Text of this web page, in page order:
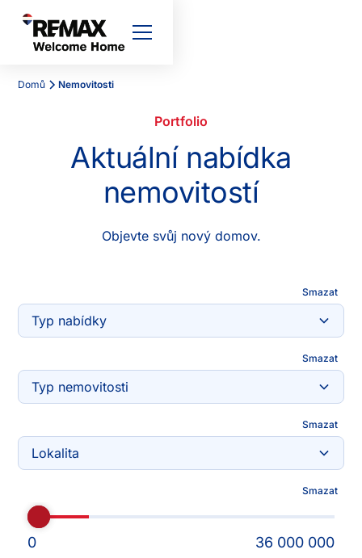
Domů Nemovitosti
Portfolio
Aktuální nabídka
nemovitostí
Objevte svůj nový domov.
Smazat
Typ nabídky
Smazat
Typ nemovitosti
Smazat
Lokalita
Smazat
0 36 000 000